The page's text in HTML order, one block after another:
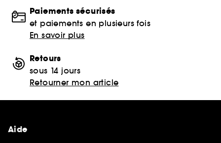
Paiements sécurisés
et paiements en plusieurs fois
En savoir plus
Retours
sous 14 jours
Retourner mon article
Aide